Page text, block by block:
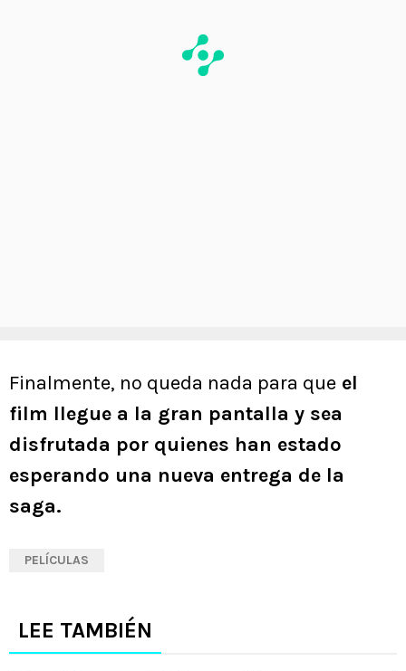
Finalmente, no queda nada para que el
film llegue a la gran pantalla y sea
disfrutada por quienes han estado
esperando una nueva entrega de la
saga.
PELÍCULAS
LEE TAMBIÉN